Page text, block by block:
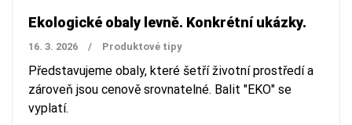
Ekologické obaly levně. Konkrétní ukázky.
16. 3. 2026 / Produktové tipy
Představujeme obaly, které šetří životní prostředí a
zároveň jsou cenově srovnatelné. Balit "EKO" se
vyplatí.